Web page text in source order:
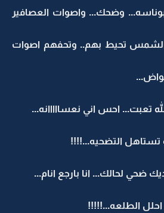
وضحك... واصوات العصافير
تحيط بهم.. وتحفهم اصوات
تعبت... احس اني نعسااااانه...
التضحيه...!!!!
ضحي لحالك... انا بارجع انام...
احلل الطلعه...!!!!!